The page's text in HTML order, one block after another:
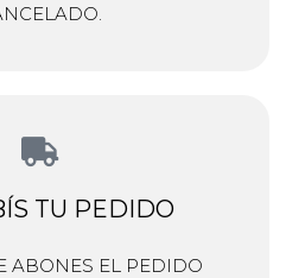
TU PEDIDO
ABONES EL PEDIDO